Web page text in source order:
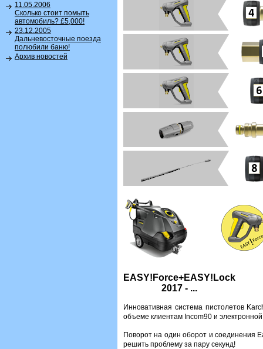
11.05.2006
Сколько стоит помыть
автомобиль? £5,000!
23.12.2005
Дальневосточные поезда
полюбили баню!
Архив новостей
EASY!Force+EASY!Lock
2017 - ...
Инновативная система пистолетов
объеме клиентам Incom90 и
Поворот на один оборот и соединения
решить проблему за пару секунд!